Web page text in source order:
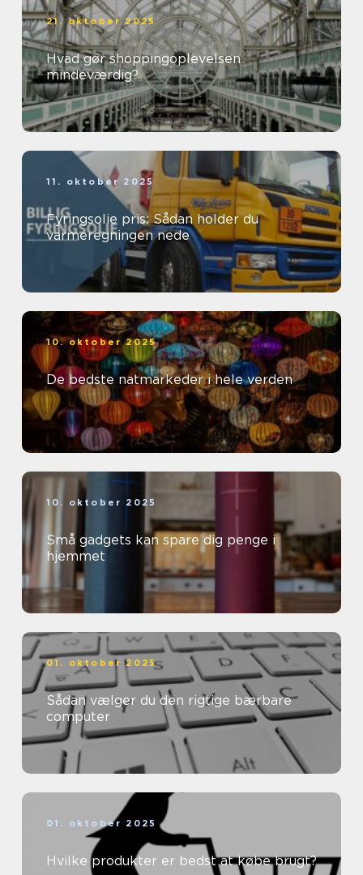
21. oktober 2025
Hvad gør shoppingoplevelsen
mindeværdig?
11. oktober 2025
Fyringsolie pris: Sådan holder du
varmeregningen nede
10. oktober 2025
De bedste natmarkeder i hele verden
10. oktober 2025
Små gadgets kan spare dig penge i
hjemmet
01. oktober 2025
Sådan vælger du den rigtige bærbare
computer
01. oktober 2025
Hvilke produkter er bedst at købe brugt?